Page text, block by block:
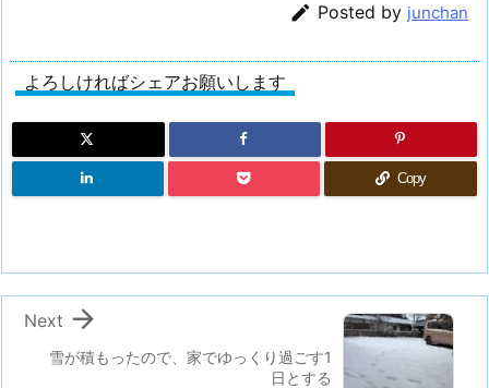
 Posted by junchan
よろしければシェアお願いします
Copy
雪が積もったので、家でゆっくり過ごす1
日とする

Next